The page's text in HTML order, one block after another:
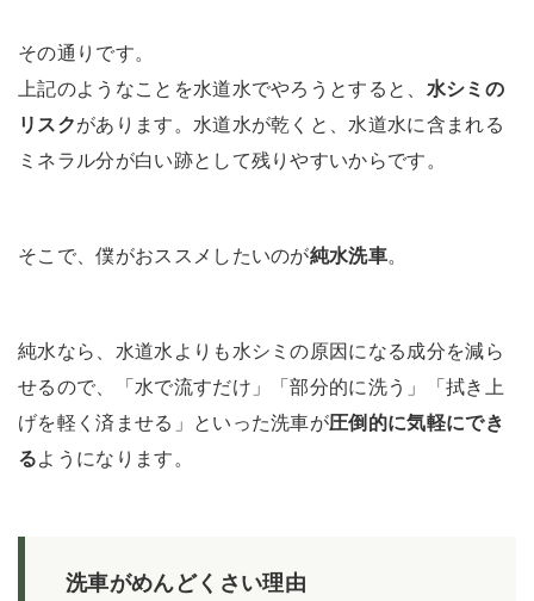
その通りです。
上記のようなことを水道水でやろうとすると、 水シミの
リスクがあります。水道水が乾くと、水道水に含まれる
ミネラル分が白い跡として残りやすいからです。
そこで、僕がおススメしたいのが純水洗車。
純水なら、水道水よりも水シミの原因になる成分を減ら
せるので、「水で流すだけ」「部分的に洗う」「拭き上
げを軽く済ませる」といった洗車が圧倒的に気軽にでき
るようになります。
洗車がめんどくさい理由